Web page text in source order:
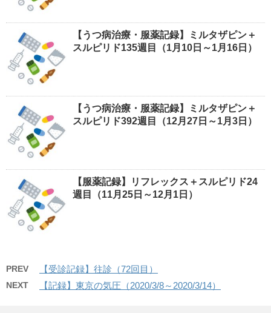
【うつ病治療・服薬記録】ミルタザピン＋
スルピリド135週目（1月10日～1月16日）
【うつ病治療・服薬記録】ミルタザピン＋
スルピリド392週目（12月27日～1月3日）
【服薬記録】リフレックス＋スルピリド24
週目（11月25日～12月1日）
PREV 【受診記録】往診（72回目）
NEXT 【記録】東京の気圧（2020/3/8～2020/3/14）